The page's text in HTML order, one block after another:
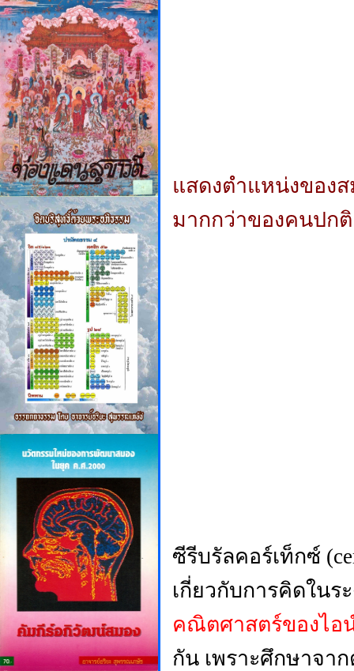
แสดงตำแหน่งของ
มากกว่าของคนปกติ
ซีรีบรัลคอร์เท็กซ์ (
เกี่ยวกับการคิดใน
คณิตศาสตร์ของไอ
กัน เพราะศึกษาจา